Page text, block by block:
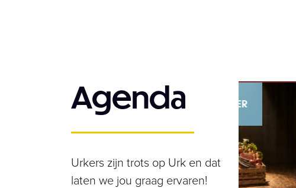
Agenda
Urkers zijn trots op Urk en dat
laten we jou graag ervaren!
05 SEPTEMBER